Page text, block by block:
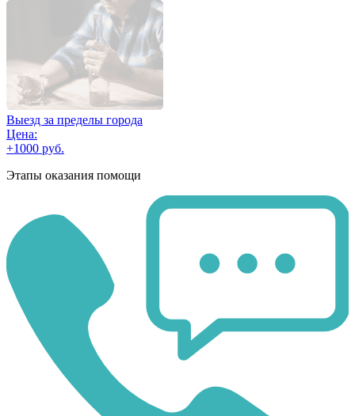
Выезд за пределы города
Цена:
+1000 руб.
Этапы оказания помощи